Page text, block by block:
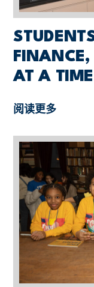
AT A TIME
阅读更多